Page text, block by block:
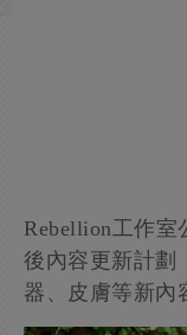
Rebellion工作室
後內容更新計劃
器、皮膚等新內